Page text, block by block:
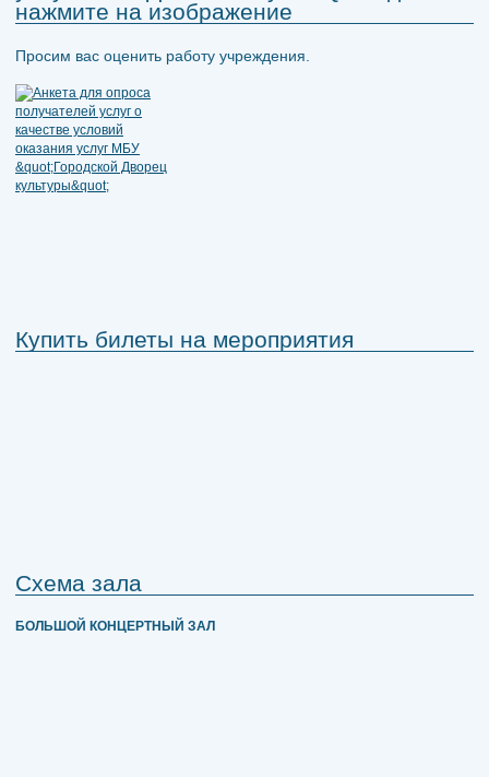
нажмите на изображение
Просим вас оценить работу учреждения.
Купить билеты на мероприятия
Схема зала
БОЛЬШОЙ КОНЦЕРТНЫЙ ЗАЛ